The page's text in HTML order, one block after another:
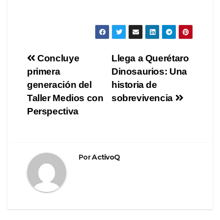
Navegación
de
entradas
Llega a Querétaro
Dinosaurios: Una
historia de
sobrevivencia
Concluye
primera
generación del
Taller Medios con
Perspectiva
PorActivoQ